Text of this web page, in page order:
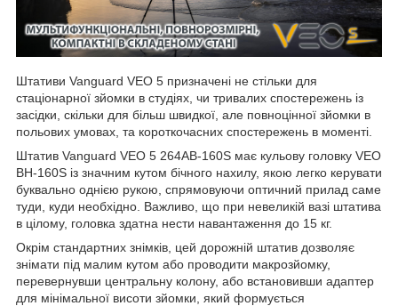
Штативи Vanguard VEO 5 призначені не стільки для
стаціонарної зйомки в студіях, чи тривалих спостережень із
засідки, скільки для більш швидкої, але повноцінної зйомки в
польових умовах, та короткочасних спостережень в моменті.
Штатив Vanguard VEO 5 264AB-160S має кульову головку VEO
BH-160S із значним кутом бічного нахилу, якою легко керувати
буквально однією рукою, спрямовуючи оптичний прилад саме
туди, куди необхідно. Важливо, що при невеликій вазі штатива
в цілому, головка здатна нести навантаження до 15 кг.
Окрім стандартних знімків, цей дорожній штатив дозволяє
знімати під малим кутом або проводити макрозйомку,
перевернувши центральну колону, або встановивши адаптер
для мінімальної висоти зйомки, який формується